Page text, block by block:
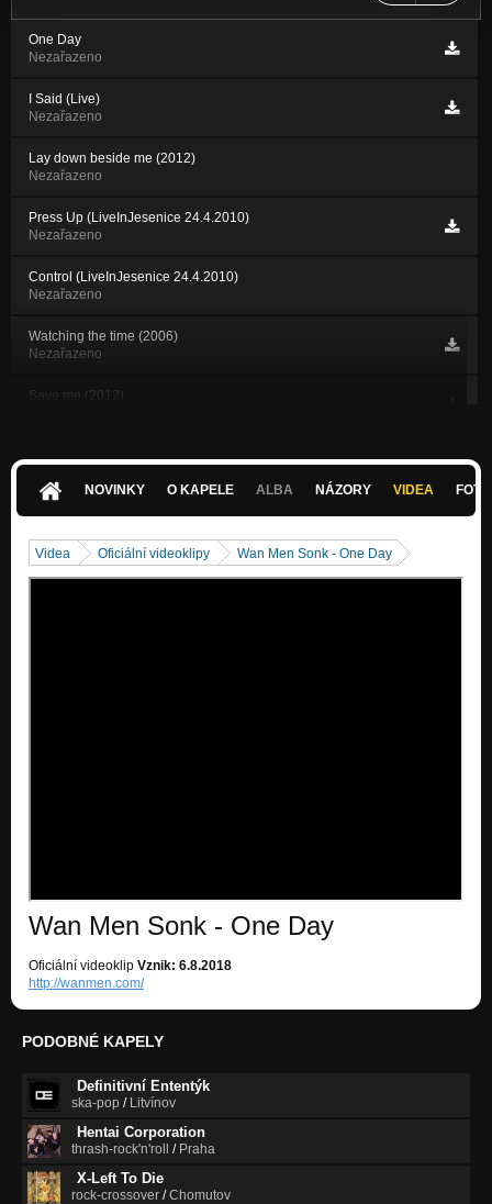
One Day
Nezařazeno
I Said (Live)
Nezařazeno
Lay down beside me (2012)
Nezařazeno
Press Up (LiveInJesenice 24.4.2010)
Nezařazeno
Control (LiveInJesenice 24.4.2010)
Nezařazeno
Watching the time (2006)
Nezařazeno
Save me (2012)
I Wanna See You Now (2012)
Hold on (2012)
Something in the air (LiveInJesenice 24.4.2010)
NOVINKY O KAPELE ALBA NÁZORY VIDEA
Videa Oficiální videoklipy Wan Men Sonk - One Day
Wan Men Sonk - One Day
Oficiální videoklip Vznik: 6.8.2018
http://wanmen.com/
PODOBNÉ KAPELY
Definitivní Ententýk
ska-pop / Litvínov
Hentai Corporation
thrash-rock'n'roll / Praha
X-Left To Die
rock-crossover /Chomutov